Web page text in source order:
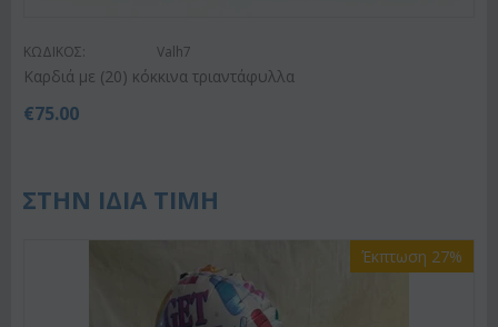
ΚΩΔΙΚΟΣ: Valh7
Καρδιά με (20) κόκκινα τριαντάφυλλα
€75.00
ΣΤΗΝ ΙΔΙΑ ΤΙΜΗ
Έκπτωση 27%